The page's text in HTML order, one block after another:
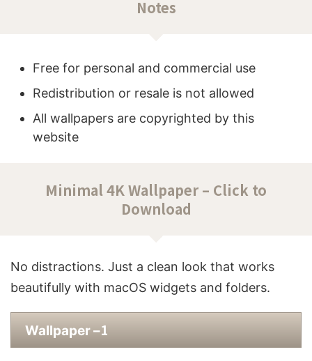
Notes
Free for personal and commercial use
Redistribution or resale is not allowed
All wallpapers are copyrighted by this
website
Minimal 4K Wallpaper – Click to
Download
No distractions. Just a clean look that works
beautifully with macOS widgets and folders.
Wallpaper –1